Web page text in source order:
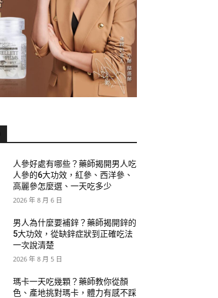
人參好處有哪些？藥師揭開男人吃
人參的6大功效，紅參、西洋參、
高麗參怎麼選、一天吃多少
2026 年 8 月 6 日
男人為什麼要補鋅？藥師揭開鋅的
5大功效，從缺鋅症狀到正確吃法
一次說清楚
2026 年 8 月 5 日
瑪卡一天吃幾顆？藥師教你從顏
色、產地挑對瑪卡，體力有感不踩